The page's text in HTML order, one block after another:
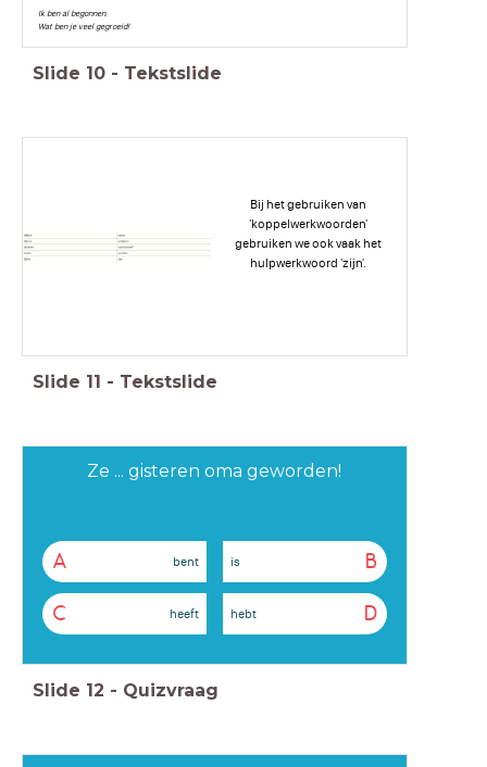
Ik ben al begonnen.
Wat ben je veel gegroeid!
Slide 10 - Tekstslide
Bij het gebruiken van
'koppelwerkwoorden'
gebruiken we ook vaak het
hulpwerkwoord 'zijn'.
Slide 11 - Tekstslide
Ze ... gisteren oma geworden!
A bent B
is
C heeft D
hebt
Slide 12 - Quizvraag